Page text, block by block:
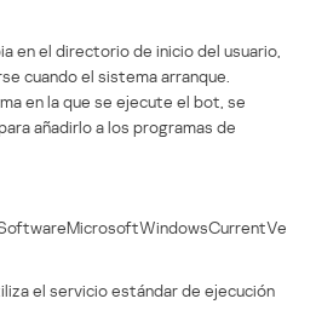
en el directorio de inicio del usuario,
cuando el sistema arranque.
en la que se ejecute el bot, se
añadirlo a los programas de
el servicio estándar de ejecución